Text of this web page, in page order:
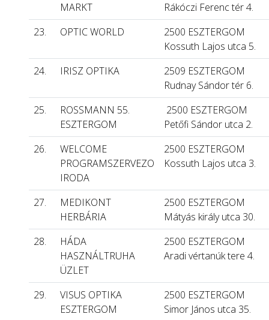
MARKT
Rákóczi Ferenc tér 4.
23.
OPTIC WORLD
2500 ESZTERGOM
Kossuth Lajos utca 5.
24.
IRISZ OPTIKA
2509 ESZTERGOM
Rudnay Sándor tér 6.
25.
ROSSMANN 55.
ESZTERGOM
2500 ESZTERGOM
Petőfi Sándor utca 2.
26.
WELCOME
PROGRAMSZERVEZO
IRODA
2500 ESZTERGOM
Kossuth Lajos utca 3.
27.
MEDIKONT
HERBÁRIA
2500 ESZTERGOM
Mátyás király utca 30.
28.
HÁDA
HASZNÁLTRUHA
ÜZLET
2500 ESZTERGOM
Aradi vértanúk tere 4.
29.
VISUS OPTIKA
ESZTERGOM
2500 ESZTERGOM
Simor János utca 35.